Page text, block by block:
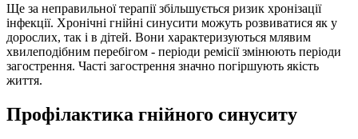
Ще за неправильної терапії збільшується ризик хронізації
інфекції. Хронічні гнійні синусити можуть розвиватися як у
дорослих, так і в дітей. Вони характеризуються млявим
хвилеподібним перебігом - періоди ремісії змінюють періоди
загострення. Часті загострення значно погіршують якість
життя.
Профілактика гнійного синуситу